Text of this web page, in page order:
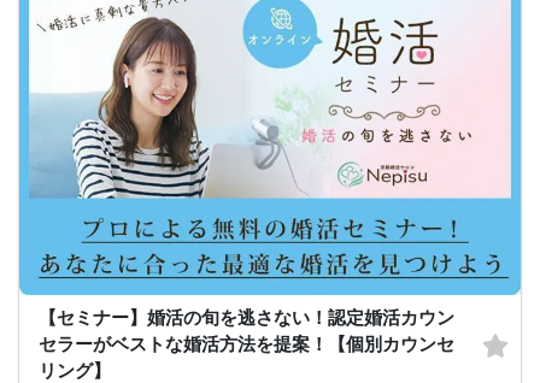
●好きになった女性との関係を続けられるようになる
まずは、異性が求めていることを理解し、
それを提供できる自分自身に変化していくことにより、
はじめて自分が好きな異性が自分を好きになってくれるようになり、
恋愛婚活が上手くいくようになります。
改善
異性が求めていることを理解し、
それを自然に伝えられる自分に変わることで、
好きな女性から選ばれるようになります。
婚活戦略セミナーでは、恋愛や婚活で悩む男性が
短期間で変化と成果を実感できる方法をお伝えします。
・セミナー中はカメラをオン（お顔を出して）での受講をお願いします。
（屋外、車内からのご参加や、途中入室、退出はご遠慮下さい。）
【キャンセル規定】
セミナー準備の都合上、当日無断キャンセルの場合は、3,000円のキャンセル料を
お支払いいただきます。
【セミナー】婚活の旬を逃さない！認定婚活カウン
セラーがベストな婚活方法を提案！【個別カウンセ
リング】